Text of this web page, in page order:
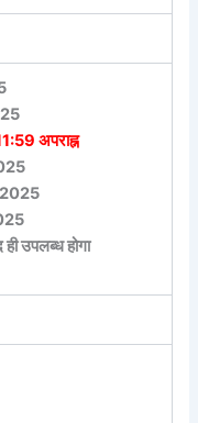
अपराह्न
उपलब्ध होगा